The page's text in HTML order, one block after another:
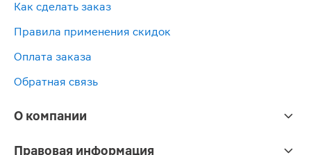
Как сделать заказ
Правила применения скидок
Оплата заказа
Обратная связь
О компании
Правовая информация